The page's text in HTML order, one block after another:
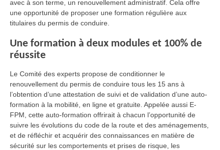
avec à son terme, un renouvellement administratif. Cela offre
une opportunité de proposer une formation régulière aux
titulaires du permis de conduire.
Une formation à deux modules et 100% de
réussite
Le Comité des experts propose de conditionner le
renouvellement du permis de conduire tous les 15 ans à
l’obtention d’une attestation de suivi et de validation d’une auto-
formation à la mobilité, en ligne et gratuite. Appelée aussi E-
FPM, cette auto-formation offrirait à chacun l’opportunité de
suivre les évolutions du code de la route et des aménagements,
et de réfléchir et acquérir des connaissances en matière de
sécurité sur les comportements et prises de risque, les